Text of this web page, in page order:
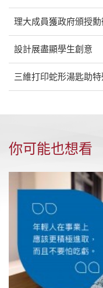
理大成員獲政府頒授勳
設計展盡顯學生創意
三維打印蛇形湯匙助
你可能也想看